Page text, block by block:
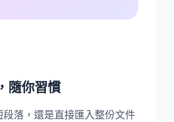
隨你習慣
段落，還是直接匯入整份文件